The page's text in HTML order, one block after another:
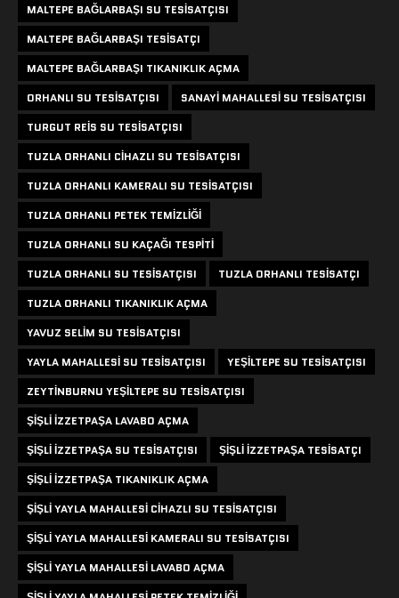
MALTEPE BAĞLARBAŞI SU TESISATÇISI
MALTEPE BAĞLARBAŞI TESISATÇI
MALTEPE BAĞLARBAŞI TIKANIKLIK AÇMA
ORHANLI SU TESISATÇISI
SANAYI MAHALLESI SU TESISATÇISI
TURGUT REIS SU TESISATÇISI
TUZLA ORHANLI CIHAZLI SU TESISATÇISI
TUZLA ORHANLI KAMERALI SU TESISATÇISI
TUZLA ORHANLI PETEK TEMIZLIĞI
TUZLA ORHANLI SU KAÇAĞI TESPITI
TUZLA ORHANLI SU TESISATÇISI
TUZLA ORHANLI TESISATÇI
TUZLA ORHANLI TIKANIKLIK AÇMA
YAVUZ SELIM SU TESISATÇISI
YAYLA MAHALLESI SU TESISATÇISI
YEŞILTEPE SU TESISATÇISI
ZEYTINBURNU YEŞILTEPE SU TESISATÇISI
ŞIŞLI IZZETPAŞA LAVABO AÇMA
ŞIŞLI IZZETPAŞA SU TESISATÇISI
ŞIŞLI IZZETPAŞA TESISATÇI
ŞIŞLI IZZETPAŞA TIKANIKLIK AÇMA
ŞIŞLI YAYLA MAHALLESI CIHAZLI SU TESISATÇISI
ŞIŞLI YAYLA MAHALLESI KAMERALI SU TESISATÇISI
ŞIŞLI YAYLA MAHALLESI LAVABO AÇMA